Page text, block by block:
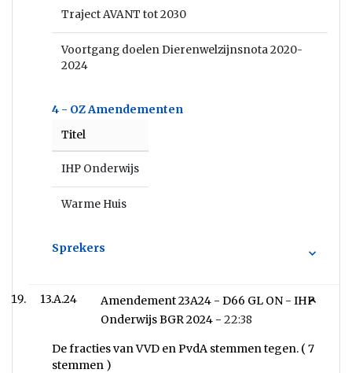
Traject AVANT tot 2030
Voortgang doelen Dierenwelzijnsnota 2020-
2024
4 - OZ Amendementen
Titel
IHP Onderwijs
Warme Huis
Sprekers
13.A.24
Amendement 23A24 - D66 GL ON - IHP
Onderwijs BGR 2024 - 22:38
De fracties van VVD en PvdA stemmen tegen. ( 7
stemmen )